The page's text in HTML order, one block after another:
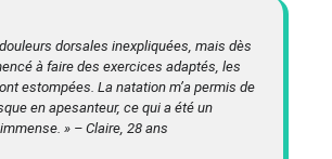
dorsales inexpliquées, mais dès
à faire des exercices adaptés, les
estompées. La natation m’a permis de
en apesanteur, ce qui a été un
» – Claire, 28 ans